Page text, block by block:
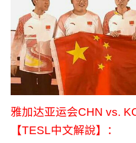
雅加达亚运会CHN vs.
【TESL中文解說】：
邻居们
关于
豆包